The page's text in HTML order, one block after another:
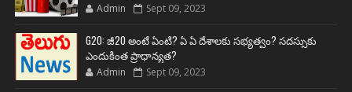
Admin Sept 09, 2023
G20: జీ20 అంటే ఏంటి? ఏ ఏ దేశాలకు సభ్యత్వం? సదస్సుకు
ఎందుకింత ప్రాధాన్యత?
Admin Sept 09, 2023